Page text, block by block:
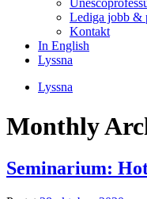
Lediga jobb &
Kontakt
In English
Lyssna
Lyssna
Monthly
Seminarium: